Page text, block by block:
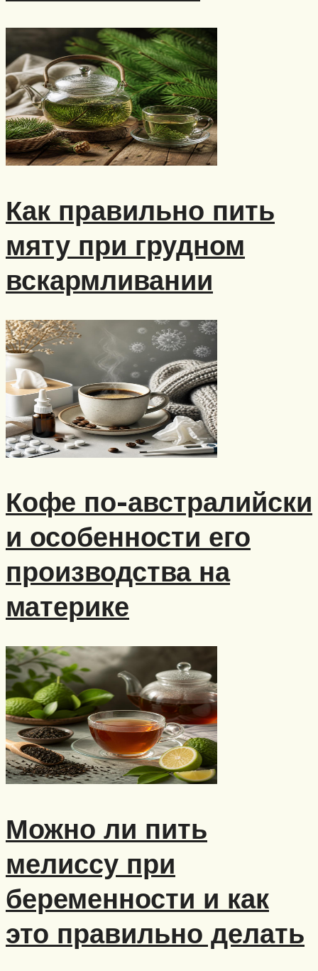
Как правильно пить
мяту при грудном
вскармливании
Кофе по-австралийски
и особенности его
производства на
материке
Можно ли пить
мелиссу при
беременности и как
это правильно делать